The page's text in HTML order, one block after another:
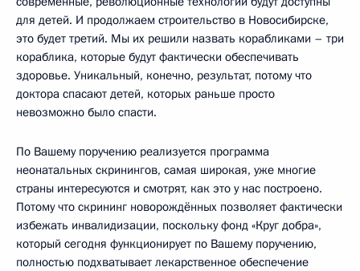
для детей. И продолжаем строительство в Новосибирске,
это будет третий. Мы их решили назвать корабликами – три
кораблика, которые будут фактически обеспечивать
здоровье. Уникальный, конечно, результат, потому что
доктора спасают детей, которых раньше просто
невозможно было спасти.
По Вашему поручению реализуется программа
неонатальных скринингов, самая широкая, уже многие
страны интересуются и смотрят, как это у нас построено.
Потому что скрининг новорождённых позволяет фактически
избежать инвалидизации, поскольку фонд «Круг добра»,
который сегодня функционирует по Вашему поручению,
полностью подхватывает лекарственное обеспечение